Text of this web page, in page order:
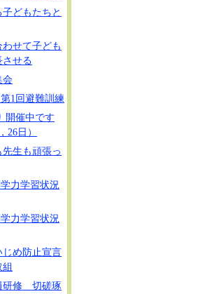
どもたちと
せて子ども
させる
会
1回避難訓練
開催中です
26日）
生も頑張っ
力学習状況
力学習状況
じめ防止宣言
研修 切磋琢